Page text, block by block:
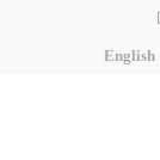
English